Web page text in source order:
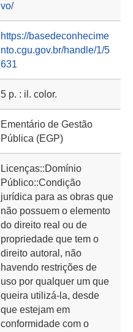
vo/
https://basedeconhecime
nto.cgu.gov.br/handle/1/5
631
5 p. : il. color.
Ementário de Gestão
Pública (EGP)
Licenças::Domínio
Público::Condição
jurídica para as obras que
não possuem o elemento
do direito real ou de
propriedade que tem o
direito autoral, não
havendo restrições de
uso por qualquer um que
queira utilizá-la, desde
que estejam em
conformidade com o